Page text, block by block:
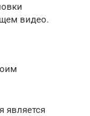
видео.
является